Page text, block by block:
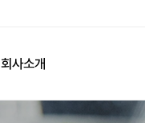
회사소개